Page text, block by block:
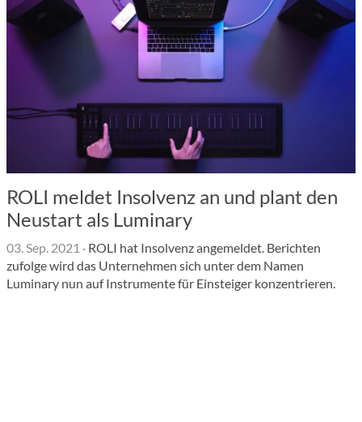
ROLI meldet Insolvenz an und plant den
Neustart als Luminary
03. Sep. 2021 · ROLI hat Insolvenz angemeldet. Berichten
zufolge wird das Unternehmen sich unter dem Namen
Luminary nun auf Instrumente für Einsteiger konzentrieren.